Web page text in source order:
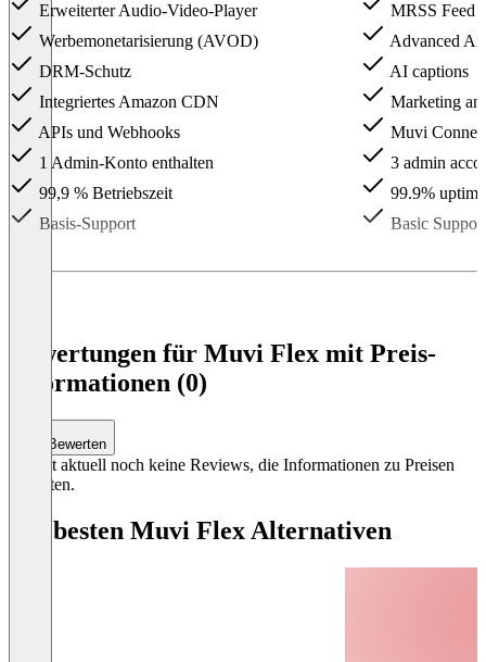
Erweiterter Audio-Video-Player
Werbemonetarisierung (AVOD)
DRM-Schutz
Integriertes Amazon CDN
APIs und Webhooks
1 Admin-Konto enthalten
99,9 % Betriebszeit
Basis-Support
MRSS Feed
Advanced
AI captions
Marketing
Muvi
3 admin
99.9% uptime
Basic Support
Bewertungen für Muvi Flex mit Preis-
Informationen (0)
Bewerten
Es gibt aktuell noch keine Reviews, die Informationen zu Preisen
enthalten.
Die besten Muvi Flex Alternativen